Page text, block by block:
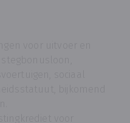
voor uitvoer en
sociaal
bijkomend
voor